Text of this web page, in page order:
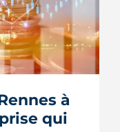
vrai critère
value
faut savoir
à
qui